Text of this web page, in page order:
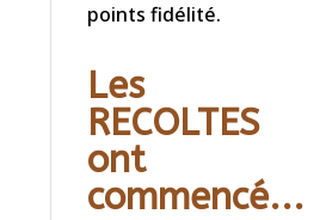
points fidélité.
Les
RECOLTES
ont
commencé...